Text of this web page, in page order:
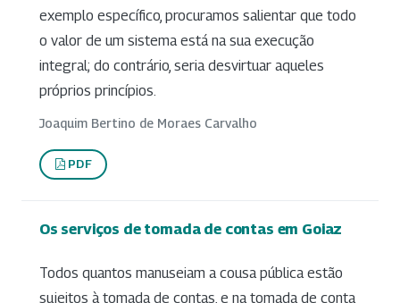
exemplo específico, procuramos salientar que todo
o valor de um sistema está na sua execução
integral; do contrário, seria desvirtuar aqueles
próprios princípios.
Joaquim Bertino de Moraes Carvalho
PDF
Os serviços de tomada de contas em Goiaz
Todos quantos manuseiam a cousa pública estão
sujeitos à tomada de contas, e na tomada de conta